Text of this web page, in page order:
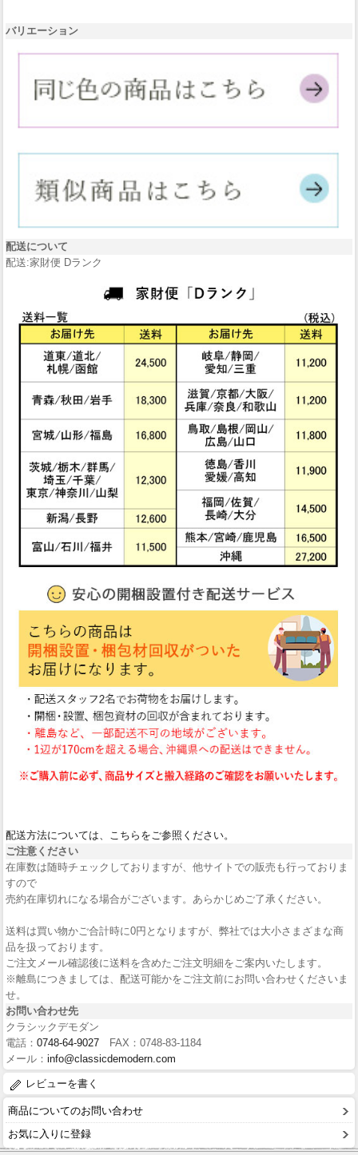
バリエーション
配送について
配送:家財便 Dランク
配送方法については、こちらをご参照ください。
ご注意ください
在庫数は随時チェックしておりますが、他サイトでの販売も行っておりま
すので
売約在庫切れになる場合がございます。あらかじめご了承ください。
送料は買い物かご合計時に0円となりますが、弊社では大小さまざまな商
品を扱っております。
ご注文メール確認後に送料を含めたご注文明細をご案内いたします。
※離島につきましては、配送可能かをご注文前にお問い合わせくださいま
せ。
お問い合わせ先
クラシックデモダン
電話： 0748-64-9027 FAX：0748-83-1184
メール： info@classicdemodern.com
レビューを書く
商品についてのお問い合わせ
お気に入りに登録